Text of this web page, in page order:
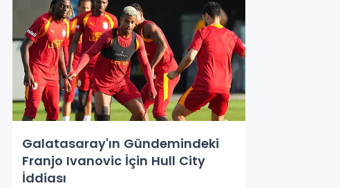
Galatasaray'ın Gündemindeki
Franjo Ivanovic İçin Hull City
İddiası